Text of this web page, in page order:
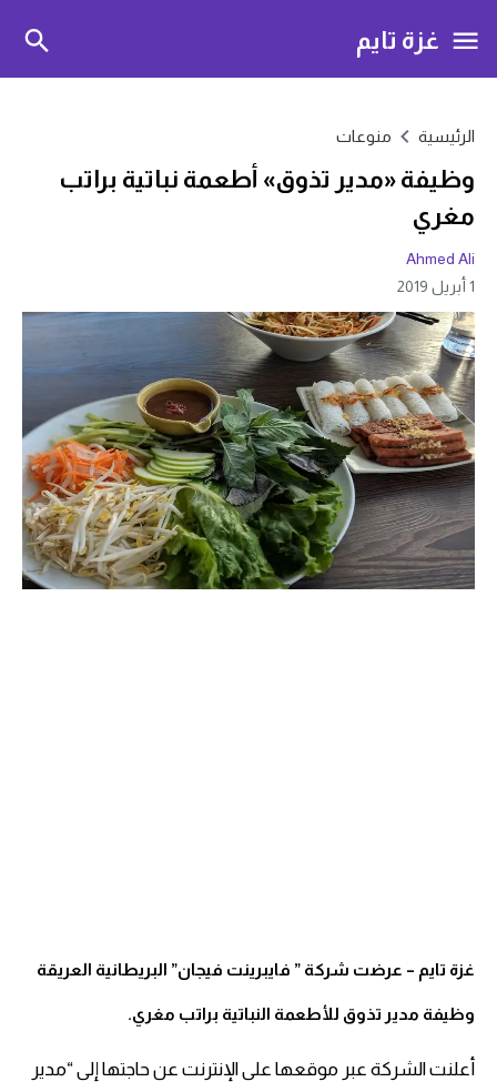
غزة تايم
الرئيسية منوعات
وظيفة «مدير تذوق» أطعمة نباتية براتب
مغري
Ahmed Ali
1 أبريل 2019
غزة تايم – عرضت شركة ” فايبرينت فيجان” البريطانية العريقة
وظيفة مدير تذوق للأطعمة النباتية براتب مغري.
أعلنت الشركة عبر موقعها على الإنترنت عن حاجتها إلى “مدير